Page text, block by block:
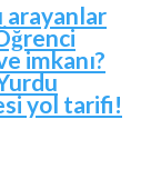
arayanlar
imkanı?
yol tarifi!